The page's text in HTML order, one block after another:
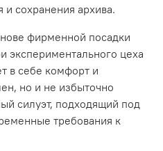
сохранения архива.
фирменной посадки
экспериментального цеха
в себе комфорт и
но и не избыточно
силуэт, подходящий под
требования к